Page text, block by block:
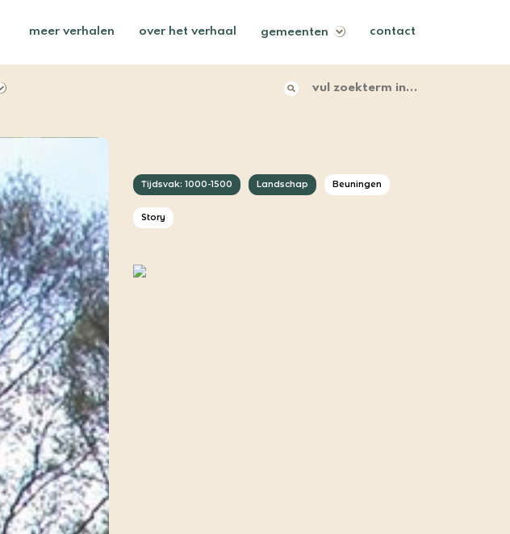
meer verhalen over het verhaal gemeenten contact
vul zoekterm in......
Tijdsvak: 1000-1500 Landschap Beuningen
Story